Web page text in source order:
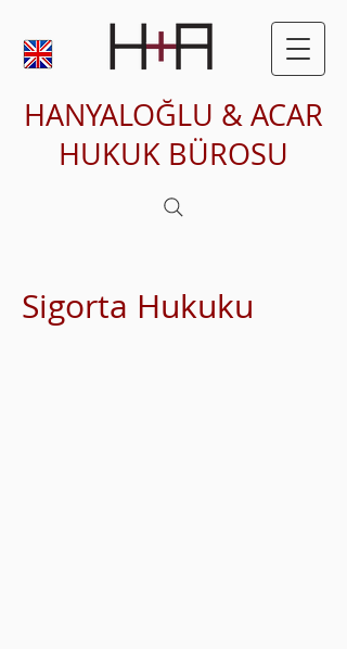
HANYALOĞLU & ACAR
HUKUK BÜROSU
Sigorta Hukuku